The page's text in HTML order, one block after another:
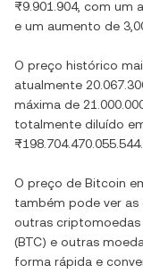
₨9.901.904, com um
e um aumento de
O preço histórico
atualmente
máxima de
totalmente diluído
₨198.704.470.055.544.
O preço de Bitcoin
também pode ver as
outras
(BTC) e outras
forma rápida e